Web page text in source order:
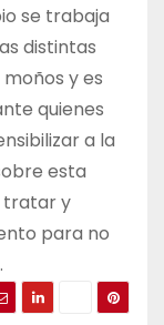
se trabaja
distintas
y es
quienes
a la
esta
tratar y
para no